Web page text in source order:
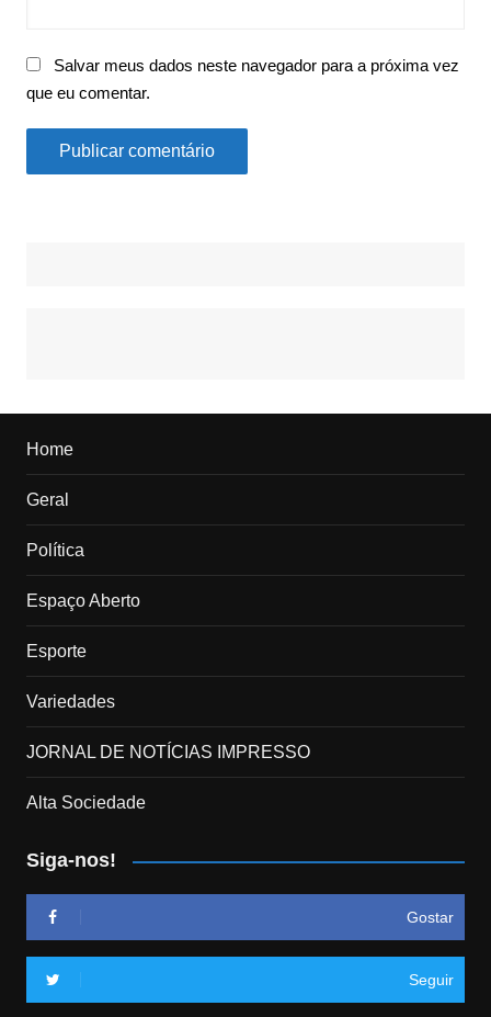
Salvar meus dados neste navegador para a próxima vez
que eu comentar.
Home
Geral
Política
Espaço Aberto
Esporte
Variedades
JORNAL DE NOTÍCIAS IMPRESSO
Alta Sociedade
Siga-nos!
Gostar
Seguir